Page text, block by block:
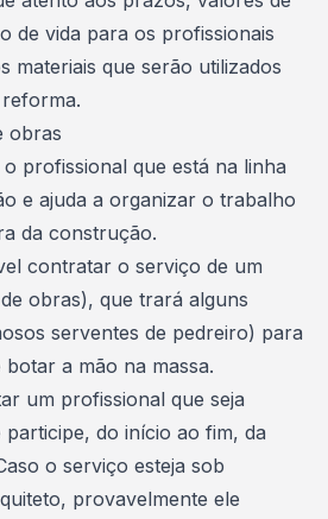
de vida para os profissionais
materiais que serão utilizados
obras
profissional que está na linha
e ajuda a organizar o trabalho
da construção.
contratar o serviço de um
obras), que trará alguns
serventes de pedreiro) para
a mão na massa.
um profissional que seja
do início ao fim, da
o serviço esteja sob
provavelmente ele